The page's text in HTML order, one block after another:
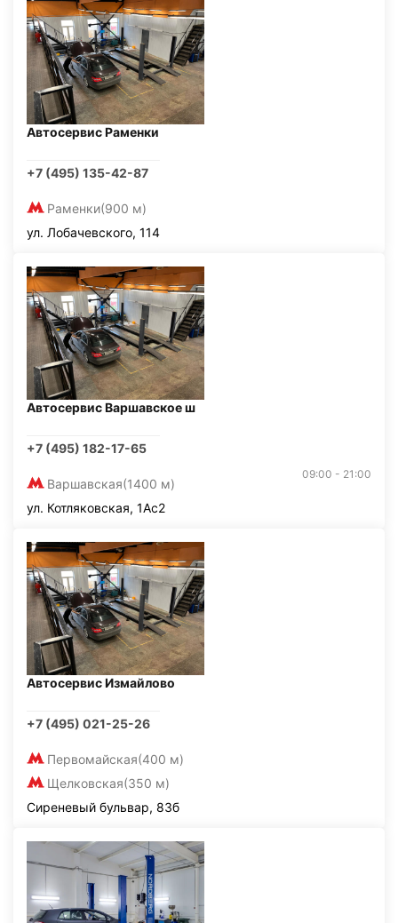
Автосервис Раменки
+7 (495) 135-42-87
Раменки(900 м)
ул. Лобачевского, 114
Автосервис Варшавское ш
+7 (495) 182-17-65
Варшавская(1400 м)
09:00 - 21:00
ул. Котляковская, 1Ас2
Автосервис Измайлово
+7 (495) 021-25-26
Первомайская(400 м)
Щелковская(350 м)
Сиреневый бульвар, 83б